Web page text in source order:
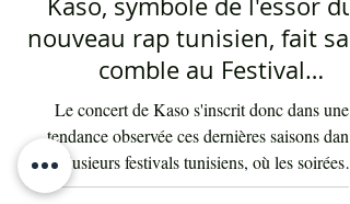
Kaso, symbole de l'essor du
nouveau rap tunisien, fait
comble au Festival
international de Sfax - Par
Sofien Manaï
Le concert de Kaso s'inscrit donc dans une
tendance observée ces dernières saisons dans
Sofien Manaï
6 days ago
3 min read